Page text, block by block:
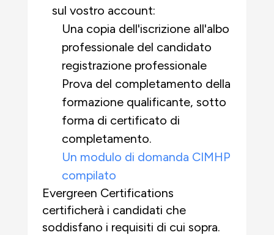
sul vostro account:
Una copia dell'iscrizione all'albo
professionale del candidato
registrazione professionale
Prova del completamento della
formazione qualificante, sotto
forma di certificato di
completamento.
Un modulo di domanda CIMHP
compilato
Evergreen Certifications
certificherà i candidati che
soddisfano i requisiti di cui sopra.